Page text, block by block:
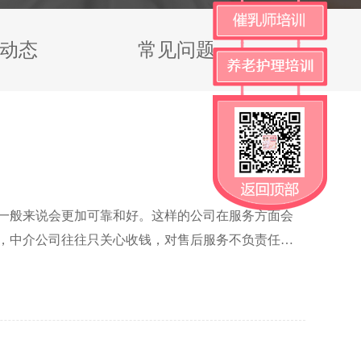
态 常见问题
般来说会更加可靠和好。这样的公司在服务方面会
介公司往往只关心收钱，对售后服务不负责任，